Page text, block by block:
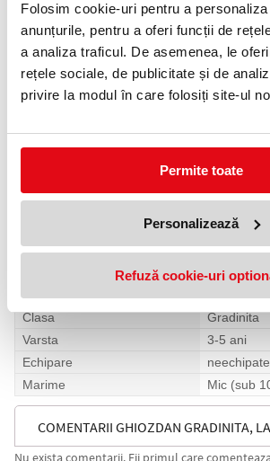
Folosim cookie-uri pentru a
anunțurile, pentru a oferi funcții de
a analiza traficul. De asemenea, le
rețele sociale, de publicitate și de
privire la modul în care folosiți site-ul
Permite toate
Personalizează
Refuză cookie-uri
Compartiment spațios cu buzunar interior
Buzunar frontal rotund cu fermoar și breloc
Fermoar principal cu două cursoare
Două buzunare laterale din plasă cu bandă
Poliester; doar 290 g la 4 l.
Specificații tehnice
31×24×9 cm
Greutate:0,29 kg
O buburuză care poartă noroc — și gustarea.
Specificatii
Fete
Tip
Clasa
Gradinita
Varsta
3-5 ani
Echipare
neechipate
Marime
Mic (sub
COMENTARII GHIOZDAN GRADINITA,
Nu exista comentarii. Fii primul care